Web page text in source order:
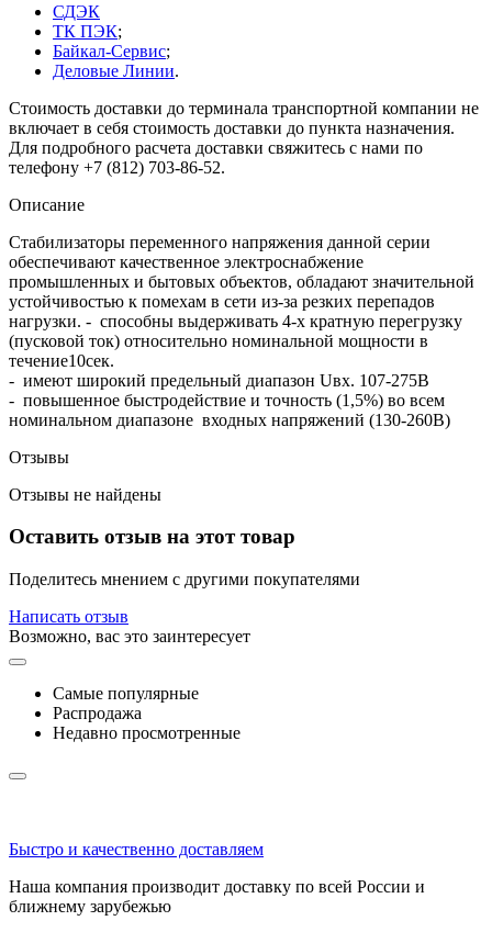
СДЭК
ТК ПЭК;
Байкал-Сервис;
Деловые Линии.
Стоимость доставки до терминала транспортной компании не
включает в себя стоимость доставки до пункта назначения.
Для подробного расчета доставки свяжитесь с нами по
телефону +7 (812) 703-86-52.
Описание
Стабилизаторы переменного напряжения данной серии
обеспечивают качественное электроснабжение
промышленных и бытовых объектов, об­ладают значительной
устойчивостью к помехам в сети из-за резких перепадов
нагрузки. - способны выдерживать 4-х кратную перегрузку
(пусковой ток) относительно номинальной мощно­сти в
течение10сек.
- имеют широкий предельный диапазон Uвх. 107-275В
- повышенное быстродействие и точность (1,5%) во всем
номинальном диапазоне входных напряжений (130-260В)
Отзывы
Отзывы не найдены
Оставить отзыв на этот товар
Поделитесь мнением с другими покупателями
Написать отзыв
Возможно, вас это заинтересует
Самые популярные
Распродажа
Недавно просмотренные
Быстро и качественно доставляем
Наша компания производит доставку по всей России и
ближнему зарубежью